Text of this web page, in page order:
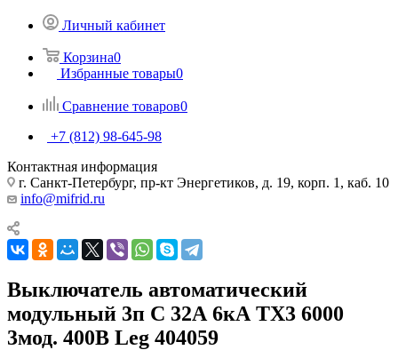
Личный кабинет
Корзина0
Избранные товары0
Сравнение товаров0
+7 (812) 98-645-98
Контактная информация
г. Санкт-Петербург, пр-кт Энергетиков, д. 19, корп. 1, каб. 10
info@mifrid.ru
Выключатель автоматический
модульный 3п C 32А 6кА TX3 6000
3мод. 400В Leg 404059